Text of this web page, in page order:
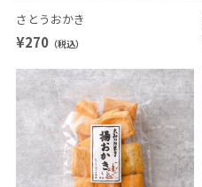
さとうおかき
¥270（税込）